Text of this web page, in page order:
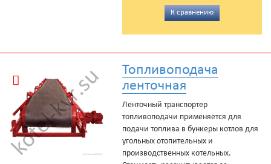
К сравнению
Топливоподача
ленточная
Ленточный транспортер
топливоподачи применяется для
подачи топлива в бункеры котлов для
угольных отопительных и
производственных котельных.